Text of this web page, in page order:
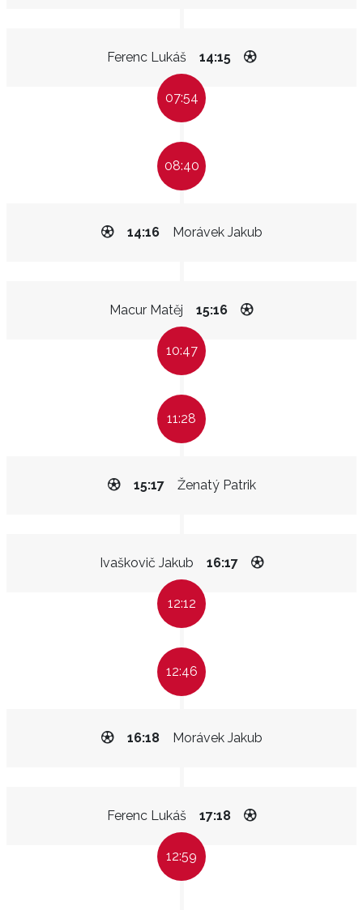
Ferenc Lukáš 14:15
07:54
08:40
Morávek Jakub
14:16
Macur Matěj 15:16
10:47
11:28
Ženatý Patrik
15:17
Ivaškovič Jakub 16:17
12:12
12:46
Morávek Jakub
16:18
Ferenc Lukáš 17:18
12:59